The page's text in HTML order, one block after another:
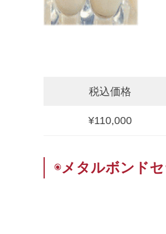
税込価格
¥110,000
◉メタルボンド